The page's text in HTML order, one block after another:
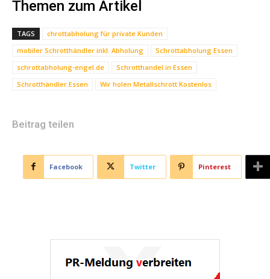
Themen zum Artikel
TAGS
chrottabholung für private Kunden
mobiler Schrotthändler inkl. Abholung
Schrottabholung Essen
schrottabholung-engel.de
Schrotthandel in Essen
Schrotthändler Essen
Wir holen Metallschrott Kostenlos
Beitrag teilen
Facebook Twitter Pinterest